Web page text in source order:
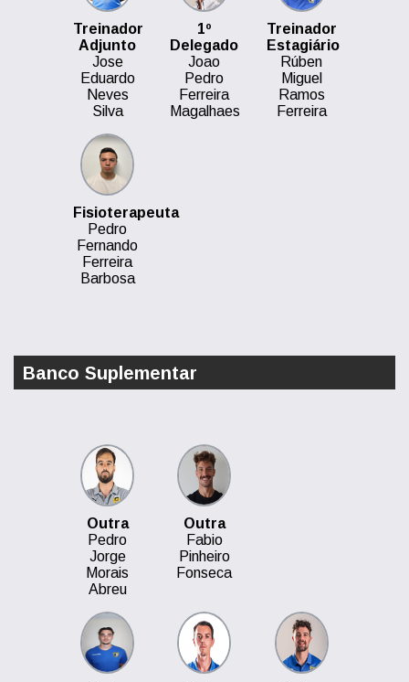
Treinador
Adjunto
Jose
Eduardo
Neves
Silva
1º
Delegado
Joao
Pedro
Ferreira
Magalhaes
Treinador
Estagiário
Rúben
Miguel
Ramos
Ferreira
Fisioterapeuta
Pedro
Fernando
Ferreira
Barbosa
Banco Suplementar
Outra
Pedro
Jorge
Morais
Abreu
Outra
Fabio
Pinheiro
Fonseca